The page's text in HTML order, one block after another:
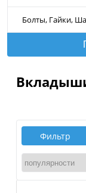
Болты, Гайки,
Фильтр